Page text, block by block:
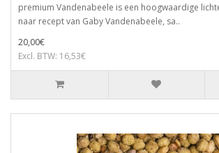
premium Vandenabeele is een hoogwaardige
naar recept van Gaby Vandenabeele, sa..
20,00€
Excl. BTW: 16,53€